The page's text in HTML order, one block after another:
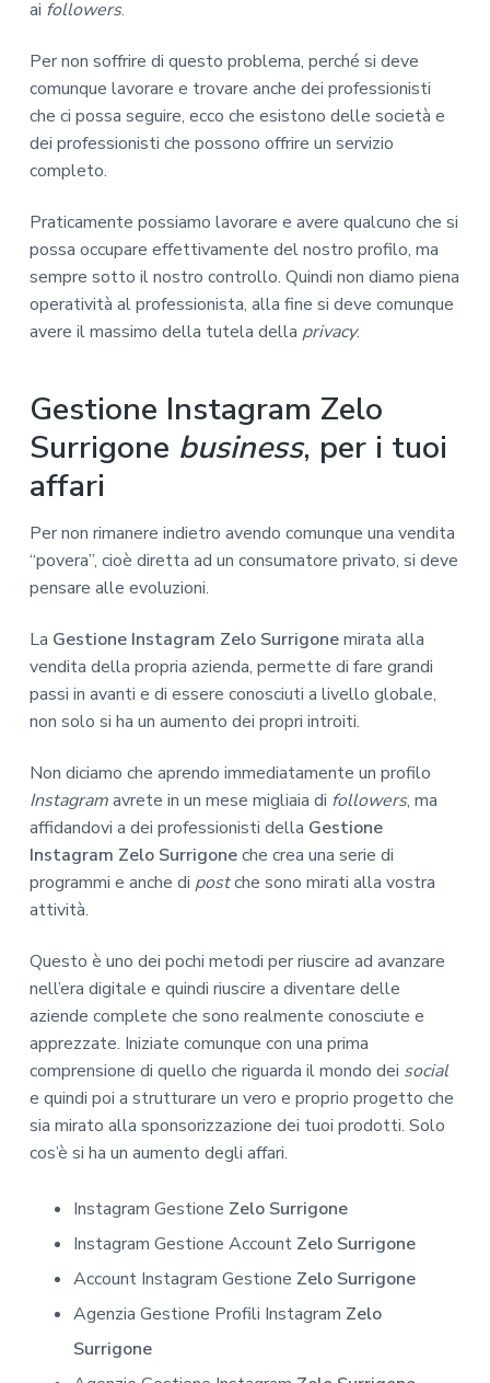
ai followers.
Per non soffrire di questo problema, perché si deve
comunque lavorare e trovare anche dei professionisti
che ci possa seguire, ecco che esistono delle società e
dei professionisti che possono offrire un servizio
completo.
Praticamente possiamo lavorare e avere qualcuno che si
possa occupare effettivamente del nostro profilo, ma
sempre sotto il nostro controllo. Quindi non diamo piena
operatività al professionista, alla fine si deve comunque
avere il massimo della tutela della privacy.
Gestione Instagram Zelo
Surrigone business, per i tuoi
affari
Per non rimanere indietro avendo comunque una vendita
“povera”, cioè diretta ad un consumatore privato, si deve
pensare alle evoluzioni.
La Gestione Instagram Zelo Surrigonemirata alla
vendita della propria azienda, permette di fare grandi
passi in avanti e di essere conosciuti a livello globale,
non solo si ha un aumento dei propri introiti.
Non diciamo che aprendo immediatamente un profilo
Instagramavrete in un mese migliaia di followers, ma
affidandovi a dei professionisti della Gestione
Instagram Zelo Surrigoneche crea una serie di
programmi e anche di postche sono mirati alla vostra
attività.
Questo è uno dei pochi metodi per riuscire ad avanzare
nell’era digitale e quindi riuscire a diventare delle
aziende complete che sono realmente conosciute e
apprezzate. Iniziate comunque con una prima
comprensione di quello che riguarda il mondo dei social
e quindi poi a strutturare un vero e proprio progetto che
sia mirato alla sponsorizzazione dei tuoi prodotti. Solo
cos’è si ha un aumento degli affari.
Instagram Gestione Zelo Surrigone
Instagram Gestione Account Zelo Surrigone
Account Instagram Gestione Zelo Surrigone
Agenzia Gestione Profili Instagram Zelo
Surrigone